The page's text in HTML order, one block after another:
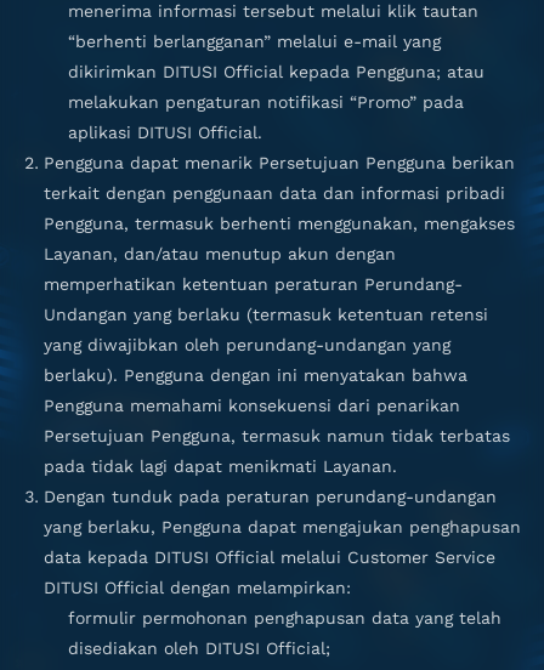
menerima informasi tersebut melalui klik tautan
“berhenti berlangganan” melalui e-mail yang
dikirimkan DITUSI Official kepada Pengguna; atau
melakukan pengaturan notifikasi “Promo” pada
aplikasi DITUSI Official.
Pengguna dapat menarik Persetujuan Pengguna berikan
terkait dengan penggunaan data dan informasi pribadi
Pengguna, termasuk berhenti menggunakan, mengakses
Layanan, dan/atau menutup akun dengan
memperhatikan ketentuan peraturan Perundang-
Undangan yang berlaku (termasuk ketentuan retensi
yang diwajibkan oleh perundang-undangan yang
berlaku). Pengguna dengan ini menyatakan bahwa
Pengguna memahami konsekuensi dari penarikan
Persetujuan Pengguna, termasuk namun tidak terbatas
pada tidak lagi dapat menikmati Layanan.
Dengan tunduk pada peraturan perundang-undangan
yang berlaku, Pengguna dapat mengajukan penghapusan
data kepada DITUSI Official melalui Customer Service
DITUSI Official dengan melampirkan:
formulir permohonan penghapusan data yang telah
disediakan oleh DITUSI Official;